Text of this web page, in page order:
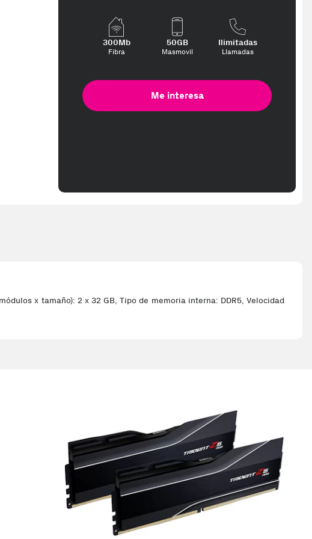
300Mb
Fibra
50GB
Masmovil
Ilimitadas
Llamadas
Me interesa
x tamaño): 2 x 32 GB, Tipo de memoria interna: DDR5, Velocidad